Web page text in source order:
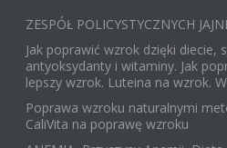
ZESPÓŁ POLICYSTYCZNYCH
Jak poprawić wzrok dzięki
antyoksydanty i witaminy. Jak
lepszy wzrok. Luteina na wzrok.
Poprawa wzroku naturalnymi
CaliVita na poprawę wzroku